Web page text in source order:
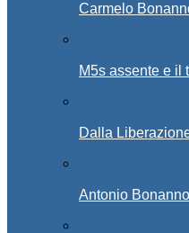
Carmelo
M5s assente e il
Dalla
Antonio